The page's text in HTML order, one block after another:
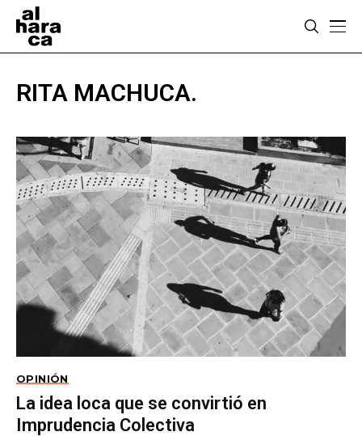
RITA MACHUCA.
OPINIÓN
La idea loca que se convirtió en
Imprudencia Colectiva